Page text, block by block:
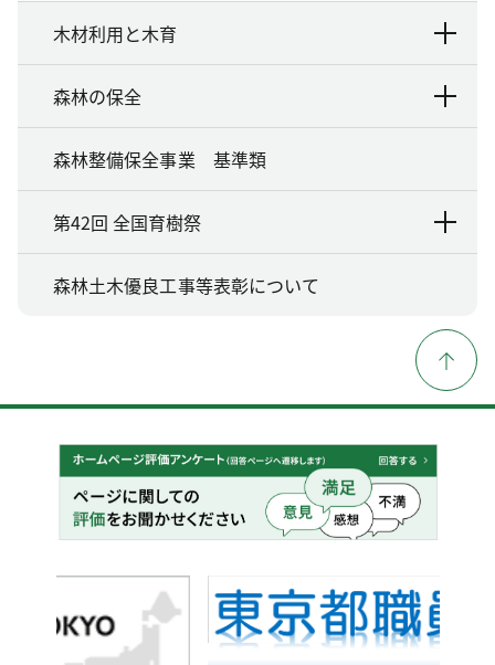
木材利用と木育
森林の保全
森林整備保全事業 基準類
第42回 全国育樹祭
森林土木優良工事等表彰について